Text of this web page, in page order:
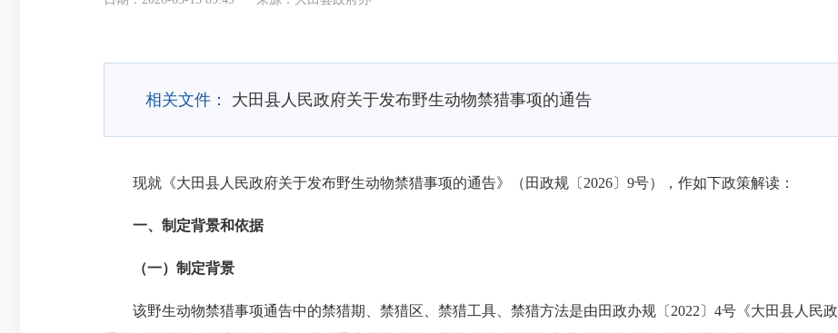
相关文件： 大田县人民政府关于发布野生动物禁猎事项的通告
现就《大田县人民政府关于发布野生动物禁猎事项的通告》（田政规〔2026〕9号），作如下政策解读：
一、制定背景和依据
（一）制定背景
该野生动物禁猎事项通告中的禁猎期、禁猎区、禁猎工具、禁猎方法是由田政办规〔2022〕4号《大田县人民